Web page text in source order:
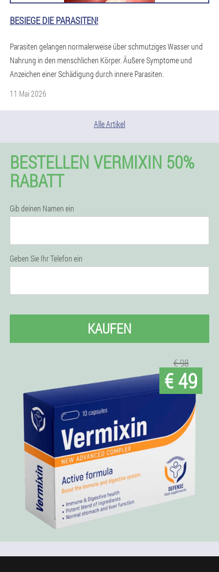
BESIEGE DIE PARASITEN!
Parasiten gelangen normalerweise über schmutziges Wasser und
Nahrung in den menschlichen Körper. Äußere Symptome und
Anzeichen einer Schädigung durch innere Parasiten.
11 Mai 2026
Alle Artikel
BESTELLEN VERMIXIN 50%
RABATT
Gib deinen Namen ein
Geben Sie Ihr Telefon ein
KAUFEN
€ 98
€ 49